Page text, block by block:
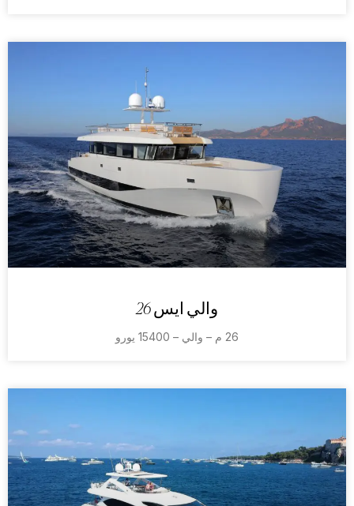
والي ايس 26
26 م – والي – 15400 يورو